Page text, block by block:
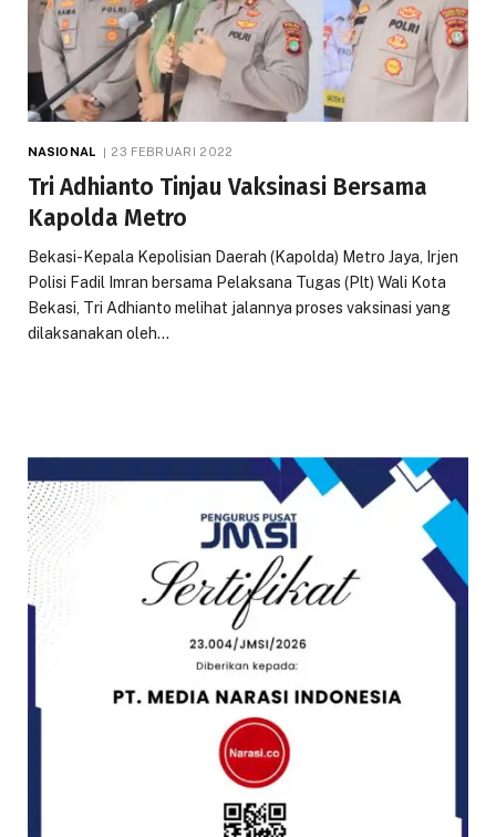
NASIONAL 23 FEBRUARI 2022
Tri Adhianto Tinjau Vaksinasi Bersama
Kapolda Metro
Bekasi-Kepala Kepolisian Daerah (Kapolda) Metro Jaya, Irjen
Polisi Fadil Imran bersama Pelaksana Tugas (Plt) Wali Kota
Bekasi, Tri Adhianto melihat jalannya proses vaksinasi yang
dilaksanakan oleh…